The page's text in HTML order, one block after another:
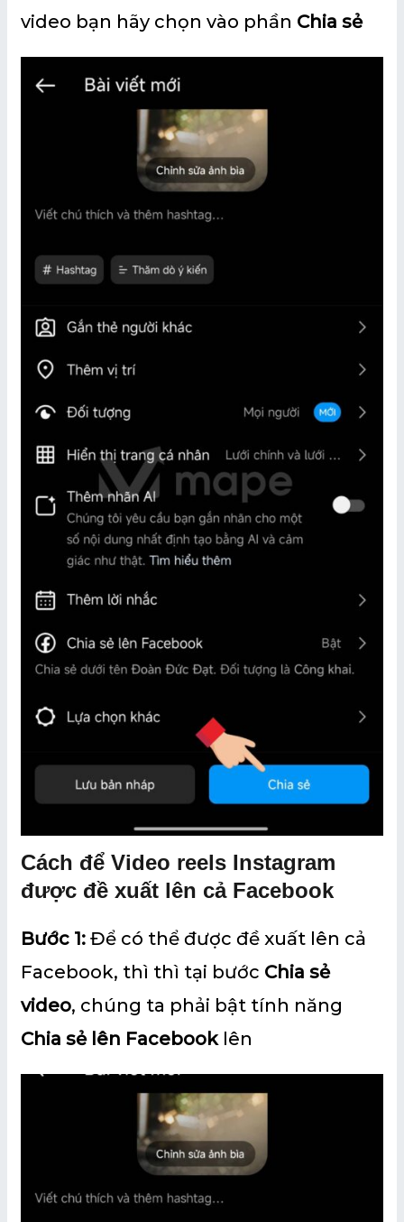
video bạn hãy chọn vào phần Chia sẻ
Cách để Video reels Instagram
được đề xuất lên cả Facebook
Bước 1:Để có thể được đề xuất lên cả
Facebook, thì thì tại bước Chia sẻ
video, chúng ta phải bật tính năng
Chia sẻ lên Facebooklên